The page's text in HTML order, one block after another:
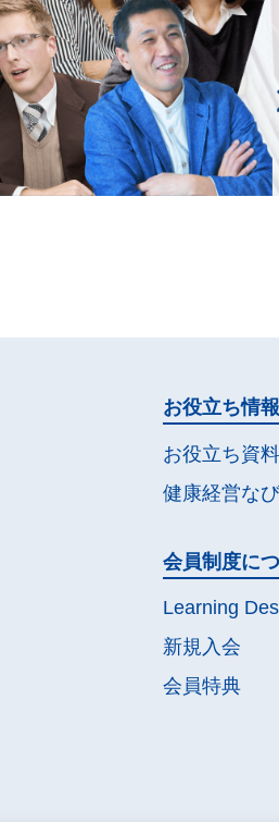
お役立ち情報
お役立ち資
健康経営な
会員制度に
Learning
新規入会
会員特典